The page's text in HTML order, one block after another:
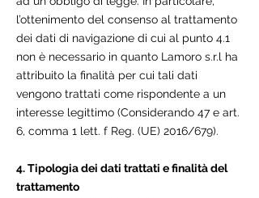
l’ottenimento del consenso al trattamento
dei dati di navigazione di cui al punto 4.1
non è necessario in quanto Lamoro s.r.l ha
attribuito la finalità per cui tali dati
vengono trattati come rispondente a un
interesse legittimo (Considerando 47 e art.
6, comma 1 lett. f Reg. (UE) 2016/679).
4. Tipologia dei dati trattati e finalità del
trattamento